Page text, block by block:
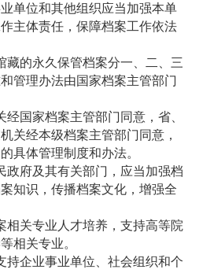
单位和其他组织应当加强本单
主体责任，保障档案工作依法
藏的永久保管档案分一、二、三
管理办法由国家档案主管部门
经国家档案主管部门同意，省、
关经本级档案主管部门同意，
具体管理制度和办法。
政府及其有关部门，应当加强档
知识，传播档案文化，增强全
相关专业人才培养，支持高等院
相关专业。
持企业事业单位、社会组织和个